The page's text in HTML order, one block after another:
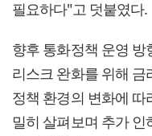
필요하다"고 덧붙였다.
향후 통화정책 운영
리스크 완화를 위해
정책 환경의 변화에 따
밀히 살펴보며 추가